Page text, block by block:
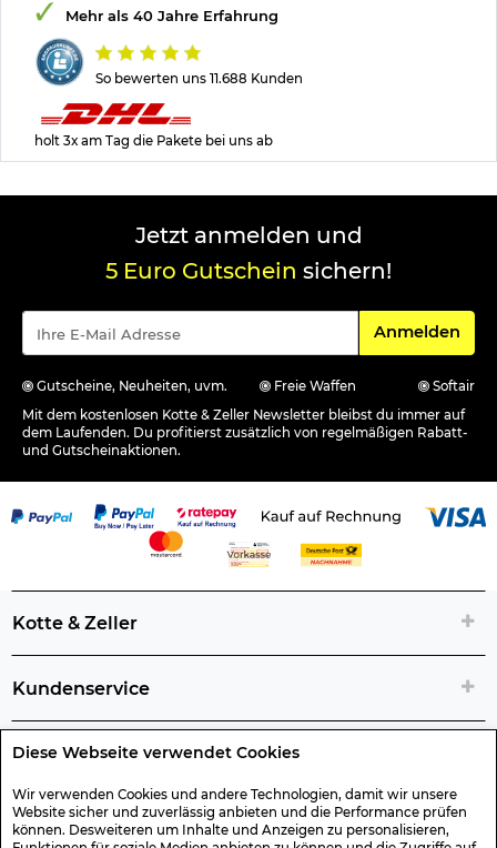
Diese Webseite verwendet Cookies
Wir verwenden Cookies und andere Technologien, damit wir unsere
Website sicher und zuverlässig anbieten und die Performance prüfen
können. Desweiteren um Inhalte und Anzeigen zu personalisieren,
So bewerten uns 11.688 Kunden
Mehr als 40 Jahre Erfahrung
holt 3x am Tag die Pakete bei uns ab
Jetzt anmelden und
5 Euro Gutschein sichern!
Für den
Anmelden
Gutscheine, Neuheiten, uvm. Freie Waffen
Softair
Mit dem kostenlosen Kotte & Zeller Newsletter bleibst du immer auf
dem Laufenden. Du profitierst zusätzlich von regelmäßigen Rabatt-
und Gutscheinaktionen.
Kotte & Zeller
Kundenservice
Rechtliche Artikelinfos
Geschenk-Gutscheine